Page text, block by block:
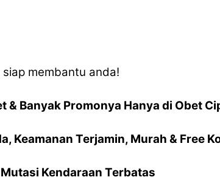
membantu anda!
& Banyak Promonya Hanya di Obet
Keamanan Terjamin, Murah & Free
Kendaraan Terbatas